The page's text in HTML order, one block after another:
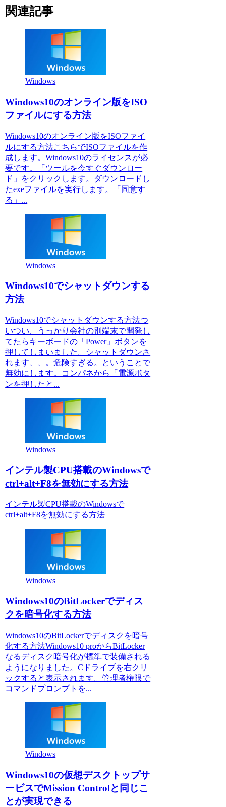
関連記事
Windows
Windows10のオンライン版をISO
ファイルにする方法
Windows10のオンライン版をISOファイ
ルにする方法こちらでISOファイルを作
成します。Windows10のライセンスが必
要です。「ツールを今すぐダウンロー
ド」をクリックします。ダウンロードし
たexeファイルを実行します。「同意す
る」...
Windows
Windows10でシャットダウンする
方法
Windows10でシャットダウンする方法つ
いつい、うっかり会社の別端末で開発し
てたらキーボードの「Power」ボタンを
押してしまいました。シャットダウンさ
れます、、。危険すぎる。ということで
無効にします。コンパネから「電源ボタ
ンを押したと...
Windows
インテル製CPU搭載のWindowsで
ctrl+alt+F8を無効にする方法
インテル製CPU搭載のWindowsで
ctrl+alt+F8を無効にする方法
Windows
Windows10のBitLockerでディス
クを暗号化する方法
Windows10のBitLockerでディスクを暗号
化する方法Windows10 proからBitLocker
なるディスク暗号化が標準で装備される
ようになりました。Cドライブを右クリ
ックすると表示されます。管理者権限で
コマンドプロンプトを...
Windows
Windows10の仮想デスクトップサ
ービスでMission Controlと同じこ
とが実現できる